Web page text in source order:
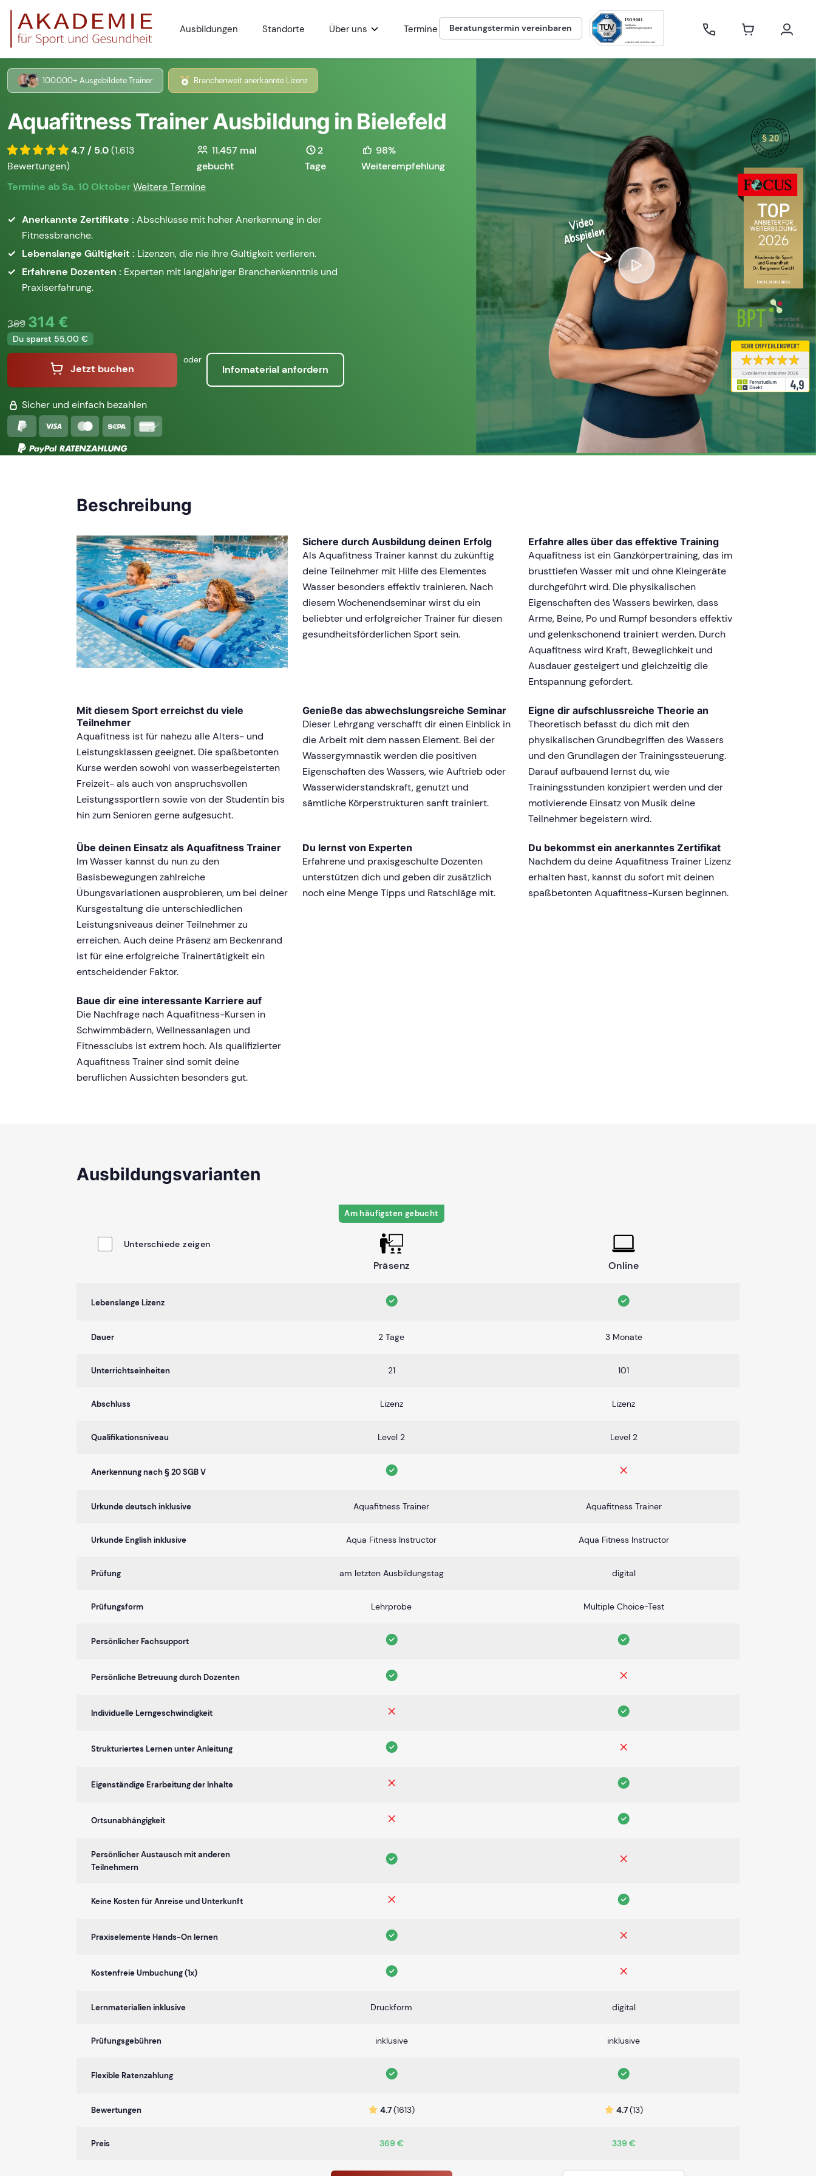
Ausbildungen Standorte Über uns Termine Beratungstermin vereinbaren
100.000+ Ausgebildete Trainer Branchenweit anerkannte Lizenz
Aquafitness Trainer Ausbildung in Bielefeld
4.7 / 5.0(1.613
Bewertungen)
11.457 mal
gebucht
2
Tage
98%
Weiterempfehlung
Termine ab Sa. 10 OktoberWeitere Termine
Anerkannte Zertifikate : Abschlüsse mit hoher Anerkennung in der
Fitnessbranche.
Lebenslange Gültigkeit : Lizenzen, die nie ihre Gültigkeit verlieren.
Erfahrene Dozenten : Experten mit langjähriger Branchenkenntnis und
Praxiserfahrung.
369 314 €
Du sparst 55,00 €
Jetzt buchen
oder
Infomaterial anfordern
Sicher und einfach bezahlen
Beschreibung
Sichere durch Ausbildung deinen Erfolg
Als Aquafitness Trainer kannst du zukünftig
deine Teilnehmer mit Hilfe des Elementes
Wasser besonders effektiv trainieren. Nach
diesem Wochenendseminar wirst du ein
beliebter und erfolgreicher Trainer für diesen
gesundheitsförderlichen Sport sein.
Erfahre alles über das effektive Training
Aquafitness ist ein Ganzkörpertraining, das im
brusttiefen Wasser mit und ohne Kleingeräte
durchgeführt wird. Die physikalischen
Eigenschaften des Wassers bewirken, dass
Arme, Beine, Po und Rumpf besonders effektiv
und gelenkschonend trainiert werden. Durch
Aquafitness wird Kraft, Beweglichkeit und
Ausdauer gesteigert und gleichzeitig die
Entspannung gefördert.
Mit diesem Sport erreichst du viele
Teilnehmer
Aquafitness ist für nahezu alle Alters- und
Leistungsklassen geeignet. Die spaßbetonten
Kurse werden sowohl von wasserbegeisterten
Freizeit- als auch von anspruchsvollen
Leistungssportlern sowie von der Studentin bis
hin zum Senioren gerne aufgesucht.
Genieße das abwechslungsreiche Seminar
Dieser Lehrgang verschafft dir einen Einblick in
die Arbeit mit dem nassen Element. Bei der
Wassergymnastik werden die positiven
Eigenschaften des Wassers, wie Auftrieb oder
Wasserwiderstandskraft, genutzt und
sämtliche Körperstrukturen sanft trainiert.
Eigne dir aufschlussreiche Theorie an
Theoretisch befasst du dich mit den
physikalischen Grundbegriffen des Wassers
und den Grundlagen der Trainingssteuerung.
Darauf aufbauend lernst du, wie
Trainingsstunden konzipiert werden und der
motivierende Einsatz von Musik deine
Teilnehmer begeistern wird.
Übe deinen Einsatz als Aquafitness Trainer
Im Wasser kannst du nun zu den
Basisbewegungen zahlreiche
Übungsvariationen ausprobieren, um bei deiner
Kursgestaltung die unterschiedlichen
Leistungsniveaus deiner Teilnehmer zu
erreichen. Auch deine Präsenz am Beckenrand
ist für eine erfolgreiche Trainertätigkeit ein
entscheidender Faktor.
Du lernst von Experten
Erfahrene und praxisgeschulte Dozenten
unterstützen dich und geben dir zusätzlich
noch eine Menge Tipps und Ratschläge mit.
Du bekommst ein anerkanntes Zertifikat
Nachdem du deine Aquafitness Trainer Lizenz
erhalten hast, kannst du sofort mit deinen
spaßbetonten Aquafitness-Kursen beginnen.
Baue dir eine interessante Karriere auf
Die Nachfrage nach Aquafitness-Kursen in
Schwimmbädern, Wellnessanlagen und
Fitnessclubs ist extrem hoch. Als qualifizierter
Aquafitness Trainer sind somit deine
beruflichen Aussichten besonders gut.
Ausbildungsvarianten
Unterschiede zeigen
Präsenz
Am häufigsten gebucht
Online
Lebenslange Lizenz
Dauer 2 Tage 3 Monate
Unterrichtseinheiten 21 101
Abschluss Lizenz Lizenz
Qualifikationsniveau Level 2 Level 2
Anerkennung nach § 20 SGB V
Urkunde deutsch inklusive Aquafitness Trainer Aquafitness Trainer
Urkunde English inklusive Aqua Fitness Instructor Aqua Fitness Instructor
Prüfung am letzten Ausbildungstag digital
Prüfungsform Lehrprobe Multiple Choice-Test
Persönlicher Fachsupport
Persönliche Betreuung durch Dozenten
Individuelle Lerngeschwindigkeit
Strukturiertes Lernen unter Anleitung
Eigenständige Erarbeitung der Inhalte
Ortsunabhängigkeit
Persönlicher Austausch mit anderen
Teilnehmern
Keine Kosten für Anreise und Unterkunft
Praxiselemente Hands-On lernen
Kostenfreie Umbuchung (1x)
Lernmaterialien inklusive Druckform digital
Prüfungsgebühren inklusive inklusive
Flexible Ratenzahlung
Bewertungen 4.7(1613) 4.7(13)
Preis 369 € 339 €